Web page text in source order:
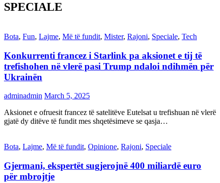
SPECIALE
Bota, Fun, Lajme, Më të fundit, Mister, Rajoni, Speciale, Tech
Konkurrenti francez i Starlink pa aksionet e tij të
trefishohen në vlerë pasi Trump ndaloi ndihmën për
Ukrainën
adminadmin March 5, 2025
Aksionet e ofruesit francez të satelitëve Eutelsat u trefishuan në vlerë
gjatë dy ditëve të fundit mes shqetësimeve se qasja…
Bota, Lajme, Më të fundit, Opinione, Rajoni, Speciale
Gjermani, ekspertët sugjerojnë 400 miliardë euro
për mbrojtje